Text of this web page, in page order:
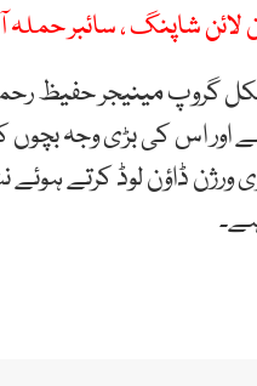
لائن شاپنگ ، سائبر
گروپ مینیجر حفیظ
اور اس کی بڑی وجہ بچوں
ڈاؤن لوڈ کرتے ہوئے